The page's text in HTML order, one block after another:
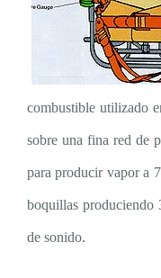
combustible utilizado
sobre una fina red de
para producir vapor a
boquillas produciendo
de sonido.